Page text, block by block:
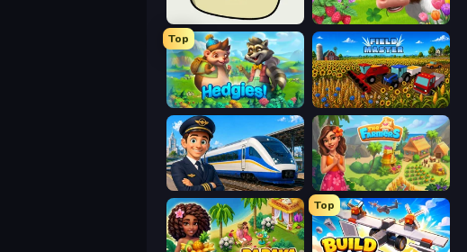
SuperWEIRD Country Life Meadows
Top
Hedgies Field Master
Idle Train Empire Tycoon The Farmers
Top